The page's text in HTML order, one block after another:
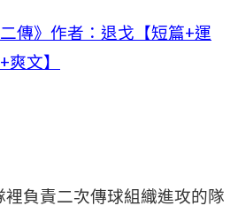
二傳》作者：退戈【短篇+運
文】
負責二次傳球組織進攻的隊